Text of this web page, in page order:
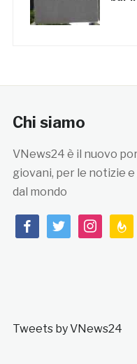
Chi siamo
VNews24 è il nuovo
giovani, per le notizie e
dal mondo
facebooktwitterinstagram
Tweets by VNews24